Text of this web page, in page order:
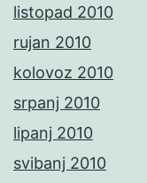
listopad 2010
rujan 2010
kolovoz 2010
srpanj 2010
lipanj 2010
svibanj 2010